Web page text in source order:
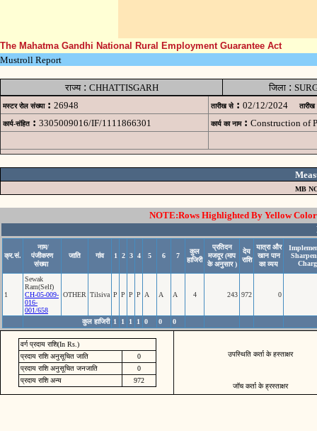
The Mahatma Gandhi National Rural Employment Guarantee Act
Mustroll Report
राज्य: CHHATTISGARH जिला :
मस्टर रोल संख्या : 26948 तारीख से : 02/12/2024 तारीख
कार्य-संहित : 3305009016/IF/1111866301 कार्य का नाम : Construction of
MB
NOTE:Rows Highlighted By Yellow
क्र.सं.
नाम/
पंजीकरण
संख्या
जाति गांव 1 2 3 4 5 6 7
कुल
हाजिरी
प्रतिदन
मजदूर (माप
के अनुसार )
देय
राशि
यात्रा और
खान पान
का व्यय
1
Sewak
Ram(Self)
CH-05-009-
016-
001/658
OTHER Tilsiva P P P P A A A 4 243 972 0
कुल हाजिरी 1 1 1 1 0 0 0
वर्ग प्रदाय राशि(In Rs.)
प्रदाय राशि अनुसूचित जाति
0
प्रदाय राशि अनुसूचित जनजाति
0
प्रदाय राशि अन्य
972
उपस्थिति कर्ता के हस्ताक्षर
जॉच कर्ता के ह्रस्ताक्षर